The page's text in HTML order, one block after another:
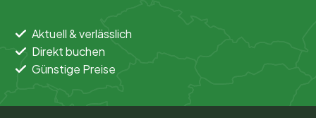
Aktuell & verlässlich
Direkt buchen
Günstige Preise